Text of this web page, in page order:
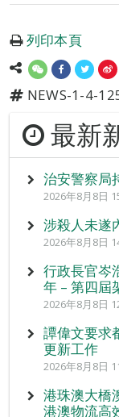
列印本頁
NEWS-1-4-
最新
治安警察局
2026年8月8日
涉殺人未遂
2026年8月8日
行政長官岑
年 – 第四屆
2026年8月8日
譚偉文要求
更新工作
2026年8月8日
港珠澳大橋
港澳物流高